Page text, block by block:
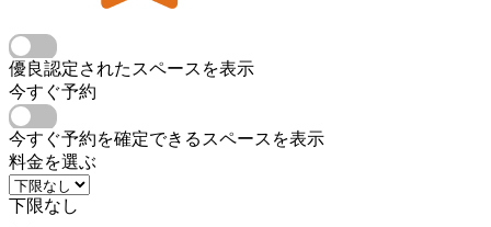
優良認定されたスペースを表示
今すぐ予約
今すぐ予約を確定できるスペースを表示
料金を選ぶ
下限なし